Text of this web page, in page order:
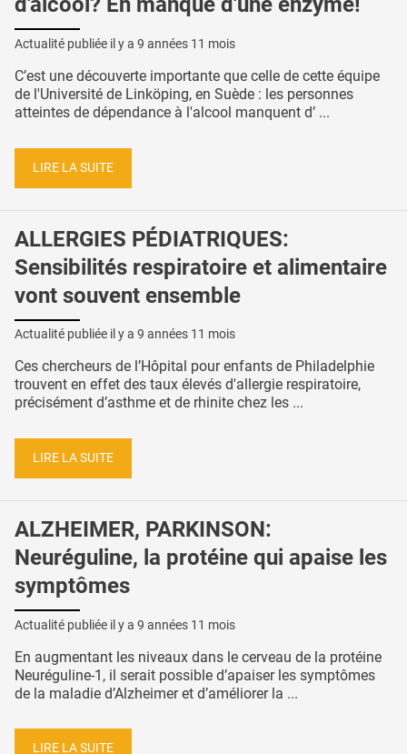
Actualité publiée il y a 9 années 11 mois
C’est une découverte importante que celle de cette équipe
de l'Université de Linköping, en Suède : les personnes
atteintes de dépendance à l'alcool manquent d’ ...
LIRE LA SUITE
ALLERGIES PÉDIATRIQUES:
Sensibilités respiratoire et alimentaire
vont souvent ensemble
Actualité publiée il y a 9 années 11 mois
Ces chercheurs de l’Hôpital pour enfants de Philadelphie
trouvent en effet des taux élevés d'allergie respiratoire,
précisément d’asthme et de rhinite chez les ...
LIRE LA SUITE
ALZHEIMER, PARKINSON:
Neuréguline, la protéine qui apaise les
symptômes
Actualité publiée il y a 9 années 11 mois
En augmentant les niveaux dans le cerveau de la protéine
Neuréguline-1, il serait possible d’apaiser les symptômes
de la maladie d’Alzheimer et d’améliorer la ...
LIRE LA SUITE